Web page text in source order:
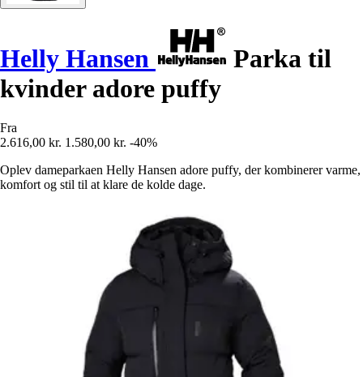
Helly Hansen
Parka til
kvinder adore puffy
Fra
2.616,00 kr. 1.580,00 kr. -40%
Oplev dameparkaen Helly Hansen adore puffy, der kombinerer varme,
komfort og stil til at klare de kolde dage.